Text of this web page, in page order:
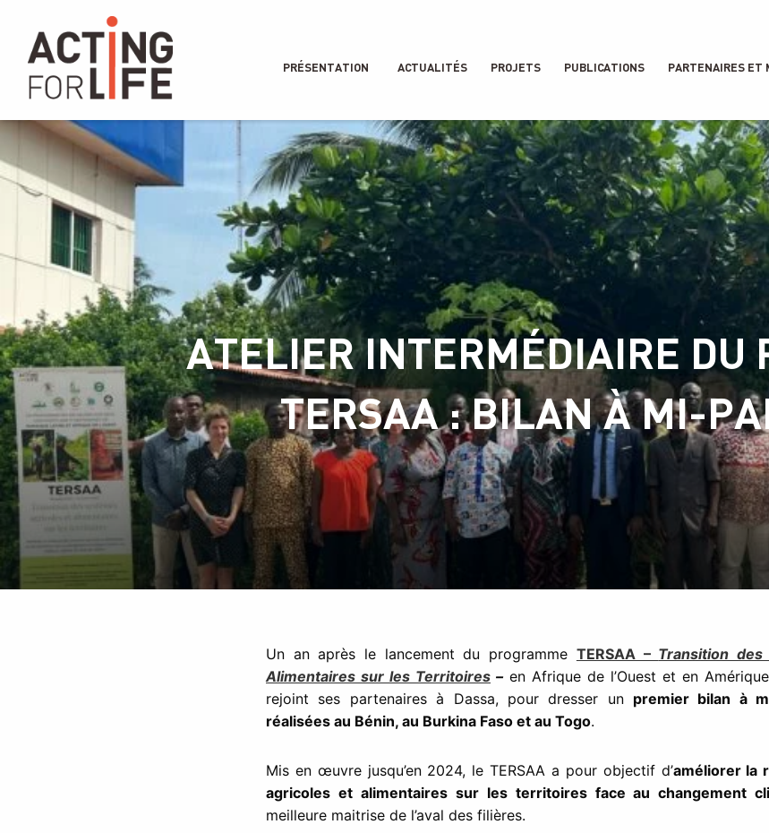
PRÉSENTATION ACTUALITÉS PROJETS PUBLICATIONS PARTENAIRES ET
ATELIER INTERMÉDIAIRE DU
TERSAA : BILAN À MI-
Un an après le lancement du programme TERSAA – Transition
Alimentaires sur les Territoires –en Afrique de l’Ouest et en
rejoint ses partenaires à Dassa, pour dresser un premier bilan à
réalisées au Bénin, au Burkina Faso et au Togo.
Mis en œuvre jusqu’en 2024, le TERSAA a pour objectif d’améliorer la
agricoles et alimentaires sur les territoires face au changement
meilleure maitrise de l’aval des filières.